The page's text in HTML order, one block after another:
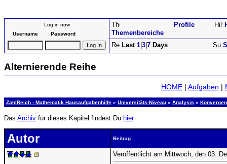
Log in now
Username
Password Themenbereiche
Profile
Last 1 3 7 Days
Alternierende Reihe
HOME| Aufgaben |
ZahlReich - Mathematik Hausaufgabenhilfe » Universitäts-Niveau » Analysis »
Das Archiv für dieses Kapitel findest Du hier.
Autor Beitrag
Veröffentlicht am Mittwoch, den 03.